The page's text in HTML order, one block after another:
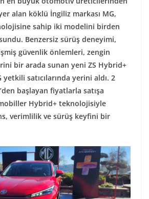
alan köklü İngiliz markası MG,
sahip iki modelini birden
Benzersiz sürüş deneyimi,
güvenlik önlemleri, zengin
bir arada sunan yeni ZS Hybrid+
satıcılarında yerini aldı. 2
başlayan fiyatlarla satışa
Hybrid+ teknolojisiyle
verimlilik ve sürüş keyfini bir